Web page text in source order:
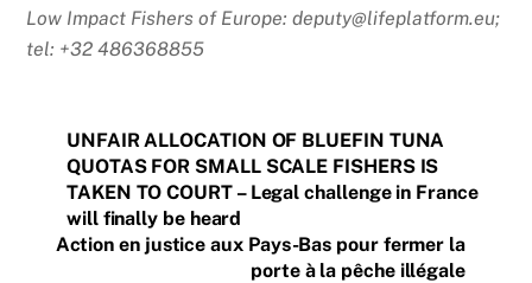
Low Impact Fishers of Europe: deputy@lifeplatform.eu;
tel: +32 486368855
UNFAIR ALLOCATION OF BLUEFIN TUNA
QUOTAS FOR SMALL SCALE FISHERS IS
TAKEN TO COURT – Legal challenge in France
will finally be heard
Action en justice aux Pays-Bas pour fermer la
porte à la pêche illégale